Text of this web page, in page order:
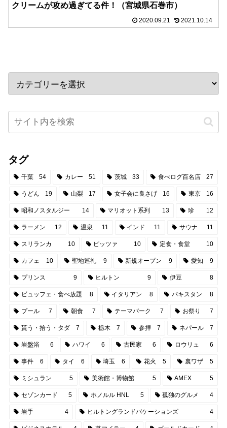
クリームが攻め過ぎてる件！（宮城県石巻市）
2020.09.21 2021.10.14
タグ
千葉 54 カレー 51 茨城 33 食べログ百名店 27
うどん 19 山梨 17 女子会に良さげ 16 東京 16
昭和ノスタルジー 14 マリオット系列 13 珍 12
ラーメン 12 温泉 11 インド 11 サウナ 11
スリランカ 10 ピッツァ 10 定食・食堂 10
カフェ 10 聖地巡礼 9 新規オープン 9 愛知 9
プリンス 9 ヒルトン 9 伊豆 8
ビュッフェ・食べ放題 8 イタリアン 8 パキスタン 8
プール 7 朝食 7 テーマパーク 7 お祭り 7
貰う・拾う・タダ 7 栃木 7 参拝 7 ネパール 7
岩盤浴 6 ハワイ 6 古民家 6 ロウリュ 6
事件 6 タイ 6 埼玉 6 花火 5 裏ワザ 5
ミシュラン 5 美術館・博物館 5 AMEX 5
セゾンカード 5 ホノルル HNL 5 孤独のグルメ 4
岩手 4 ヒルトングランドバケーションズ 4